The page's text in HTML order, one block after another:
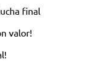
final
valor!